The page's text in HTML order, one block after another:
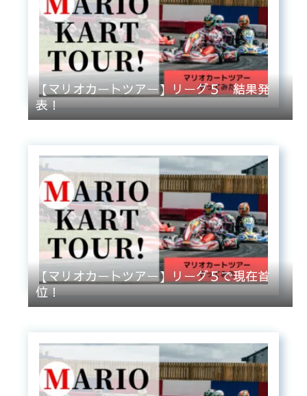
【マリオカートツアー】リーグ５ 結果発
表！
【マリオカートツアー】リーグ５で現在首
位！